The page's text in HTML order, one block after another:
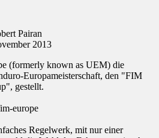
Pairan
2013
(formerly known as UEM) die
Europameisterschaft, den "FIM
gestellt.
Regelwerk, mit nur einer